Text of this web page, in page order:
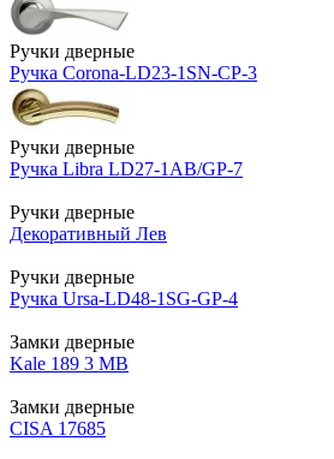
Ручки дверные
Ручка Corona-LD23-1SN-CP-3
Ручки дверные
Ручка Libra LD27-1AB/GP-7
Ручки дверные
Декоративный Лев
Ручки дверные
Ручка Ursa-LD48-1SG-GP-4
Замки дверные
Kale 189 3 MB
Замки дверные
CISA 17685